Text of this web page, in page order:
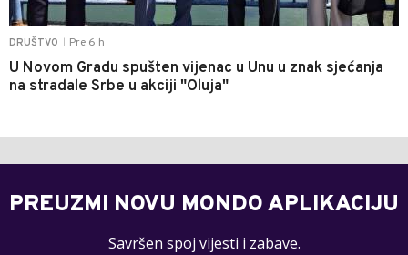
DRUŠTVO Pre 6 h
U Novom Gradu spušten vijenac u Unu u znak sjećanja
na stradale Srbe u akciji "Oluja"
PREUZMI NOVU MONDO APLIKACIJU
Savršen spoj vijesti i zabave.